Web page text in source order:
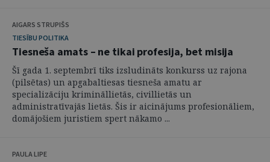
AIGARS STRUPIŠS
TIESĪBU POLITIKA
Tiesneša amats – ne tikai profesija, bet misija
Šī gada 1. septembrī tiks izsludināts konkurss uz rajona
(pilsētas) un apgabaltiesas tiesneša amatu ar
specializāciju krimināllietās, civillietās un
administratīvajās lietās. Šis ir aicinājums profesionāliem,
domājošiem juristiem spert nākamo ...
PAULA LIPE